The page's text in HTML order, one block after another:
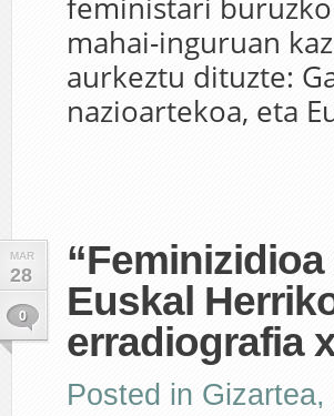
feministari
mahai-inguruan
aurkeztu dituzte:
nazioartekoa, eta
MAR
28
0
“Feminizidioa
Euskal
erradiografia
Posted in Gizartea,